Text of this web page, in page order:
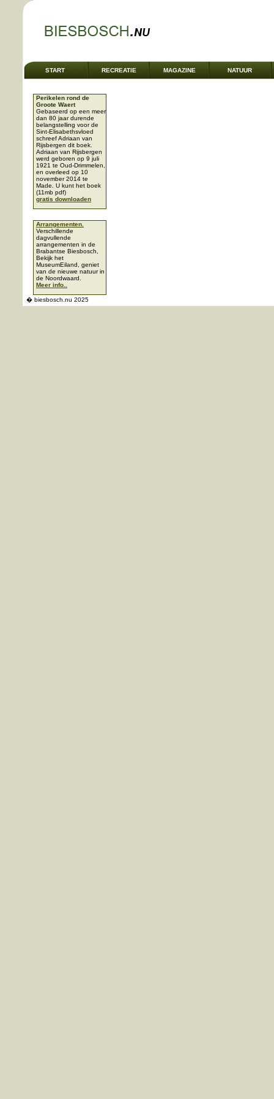
START RECREATIE MAGAZINE NATUUR
Perikelen rond de
Groote Waert
Gebaseerd op een meer
dan 80 jaar durende
belangstelling voor de
Sint-Elisabethsvloed
schreef Adriaan van
Rijsbergen dit boek.
Adriaan van Rijsbergen
werd geboren op 9 juli
1921 te Oud-Drimmelen,
en overleed op 10
november 2014 te
Made. U kunt het boek
(11mb pdf)
gratis downloaden
Arrangementen.
Verschillende
dagvullende
arrangementen in de
Brabantse Biesbosch,
Bekijk het
MuseumEiland, geniet
van de nieuwe natuur in
de Noordwaard.
Meer info..
� biesbosch.nu 2025